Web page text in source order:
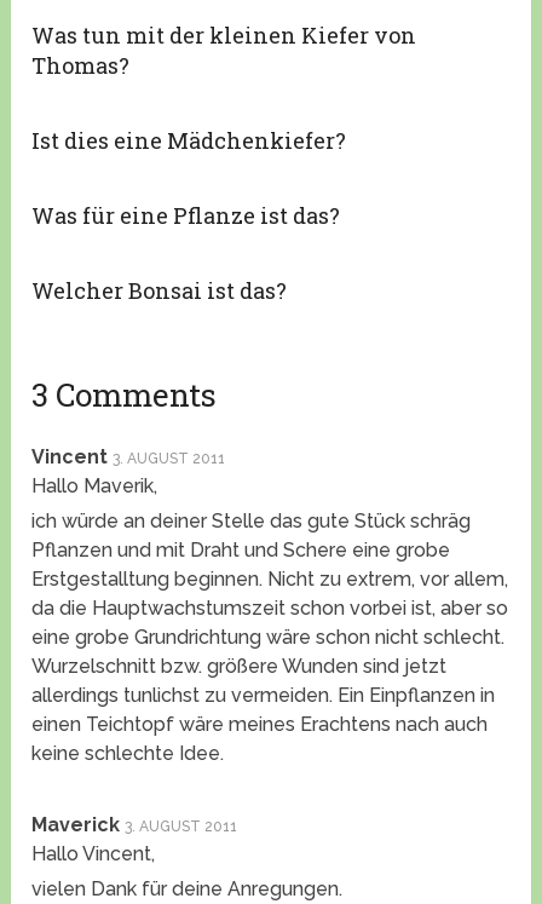
Was tun mit der kleinen Kiefer von
Thomas?
Ist dies eine Mädchenkiefer?
Was für eine Pflanze ist das?
Welcher Bonsai ist das?
3 Comments
Vincent 3. AUGUST 2011
Hallo Maverik,
ich würde an deiner Stelle das gute Stück schräg
Pflanzen und mit Draht und Schere eine grobe
Erstgestalltung beginnen. Nicht zu extrem, vor allem,
da die Hauptwachstumszeit schon vorbei ist, aber so
eine grobe Grundrichtung wäre schon nicht schlecht.
Wurzelschnitt bzw. größere Wunden sind jetzt
allerdings tunlichst zu vermeiden. Ein Einpflanzen in
einen Teichtopf wäre meines Erachtens nach auch
keine schlechte Idee.
Maverick 3. AUGUST 2011
Hallo Vincent,
vielen Dank für deine Anregungen.